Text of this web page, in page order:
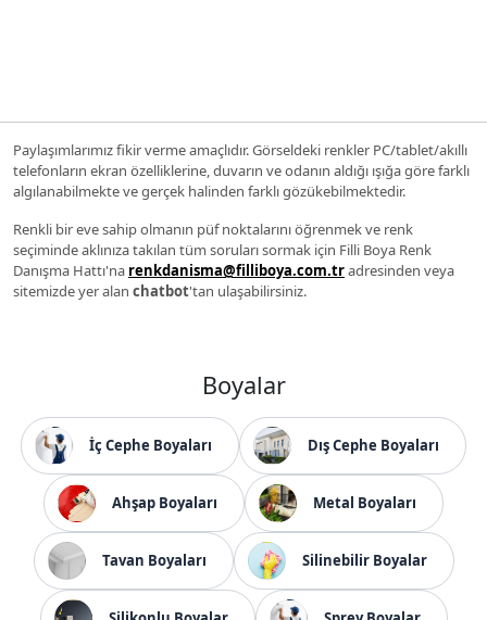
Paylaşımlarımız fikir verme amaçlıdır. Görseldeki renkler PC/tablet/akıllı
telefonların ekran özelliklerine, duvarın ve odanın aldığı ışığa göre farklı
algılanabilmekte ve gerçek halinden farklı gözükebilmektedir.
Renkli bir eve sahip olmanın püf noktalarını öğrenmek ve renk
seçiminde aklınıza takılan tüm soruları sormak için Filli Boya Renk
Danışma Hattı'na renkdanisma@filliboya.com.tradresinden veya
sitemizde yer alan chatbot'tan ulaşabilirsiniz.
Boyalar
İç Cephe Boyaları Dış Cephe Boyaları
Ahşap Boyaları Metal Boyaları
Tavan Boyaları Silinebilir Boyalar